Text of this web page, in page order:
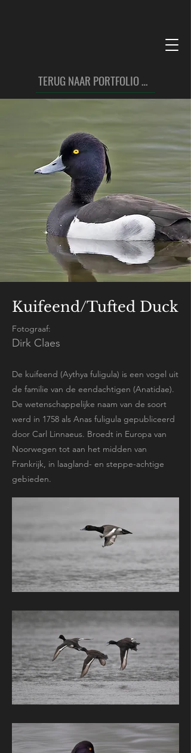
Kuifeend/Tufted Duck
Fotograaf:
Dirk Claes
De kuifeend (Aythya fuligula) is een vogel uit
de familie van de eendachtigen (Anatidae).
De wetenschappelijke naam van de soort
werd in 1758 als Anas fuligula gepubliceerd
door Carl Linnaeus. Broedt in Europa van
Noorwegen tot aan het midden van
Frankrijk, in laagland- en steppe-achtige
gebieden.